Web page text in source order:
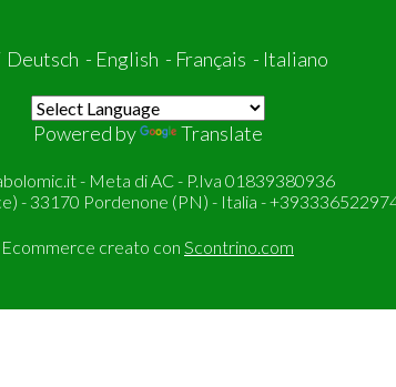
Deutsch - English - Français - Italiano
Powered by Translate
- Meta di AC - P.Iva 01839380936
- 33170 Pordenone (PN) - Italia -
Ecommerce creato con Scontrino.com